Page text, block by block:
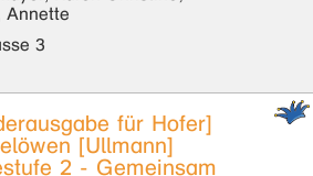
Annette
3
für Hofer]
[Ullmann]
2 - Gemeinsam